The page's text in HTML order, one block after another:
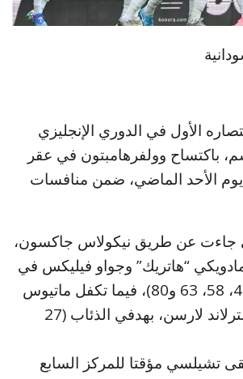
الأول في الدوري الإنجليزي
باكتساح وولفرهامبتون في عقر
بنتيجة (6-2) يوم الأحد الماضي، ضمن منافسات
عن طريق نيكولاس جاكسون،
“هاتريك” وجواو فيليكس في
الدقائق (2، 45، 49، 58، 63 و80)، فيما تكفل ماتيوس
كونيا وجورجين سترلاند لارسن، بهدفي الذئاب (27
تشيلسي مؤقتا للمركز السابع